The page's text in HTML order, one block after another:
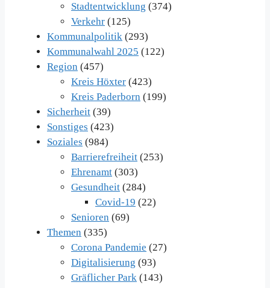
Stadtentwicklung (374)
Verkehr (125)
Kommunalpolitik (293)
Kommunalwahl 2025 (122)
Region (457)
Kreis Höxter (423)
Kreis Paderborn (199)
Sicherheit (39)
Sonstiges (423)
Soziales (984)
Barrierefreiheit (253)
Ehrenamt (303)
Gesundheit (284)
Covid-19 (22)
Senioren (69)
Themen (335)
Corona Pandemie (27)
Digitalisierung (93)
Gräflicher Park (143)